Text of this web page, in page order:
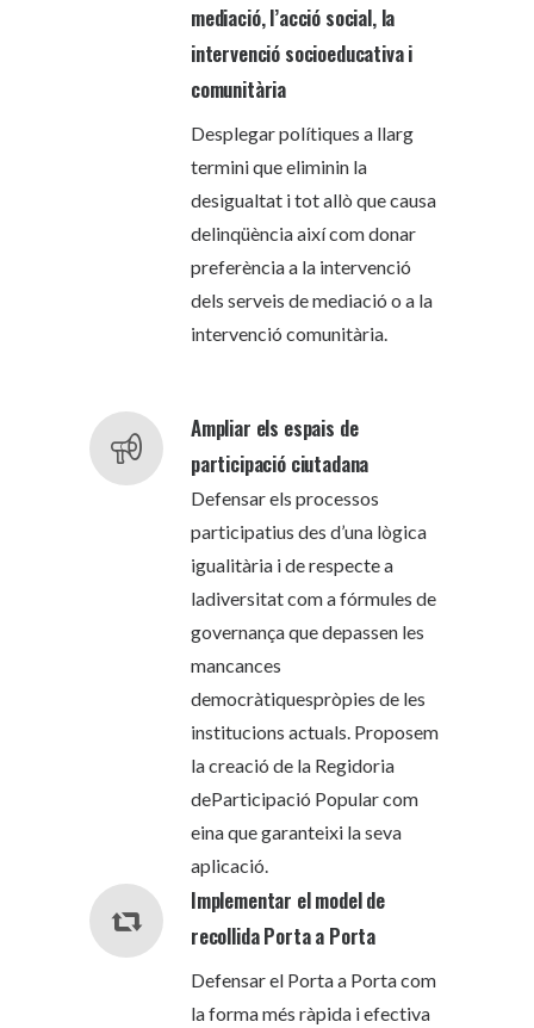
mediació, l’acció social, la
intervenció socioeducativa i
comunitària
Desplegar polítiques a llarg
termini que eliminin la
desigualtat i tot allò que causa
delinqüència així com donar
preferència a la intervenció
dels serveis de mediació o a la
intervenció comunitària.
Ampliar els espais de
participació ciutadana
Defensar els processos
participatius des d’una lògica
igualitària i de respecte a
ladiversitat com a fórmules de
governança que depassen les
mancances
democràtiquespròpies de les
institucions actuals. Proposem
la creació de la Regidoria
deParticipació Popular com
eina que garanteixi la seva
aplicació.
Implementar el model de
recollida Porta a Porta
Defensar el Porta a Porta com
la forma més ràpida i efectiva